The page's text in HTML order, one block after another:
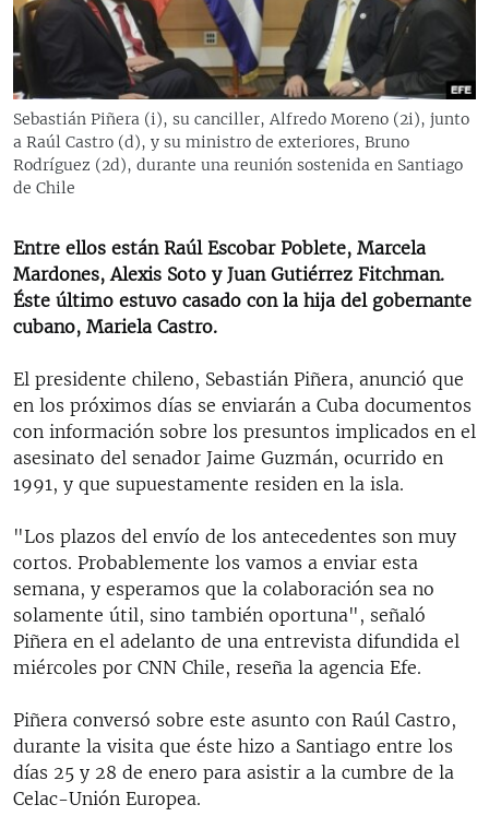
RADIO MARTÍ
ESPECIALES
ESPECIALES
LA REALIDAD DE LA VIVIENDA EN CUBA
SER VIEJO EN CUBA
LOS SANTOS DE HIALEAH
DESINFORMACIÓN RUSA EN AMÉRICA LATINA
LA INVASIÓN DE RUSIA A UCRANIA
MULTIMEDIA
EDITORIALES
SÍGUENOS
Sebastián Piñera (i), su canciller, Alfredo Moreno (2i), junto
a Raúl Castro (d), y su ministro de exteriores, Bruno
Rodríguez (2d), durante una reunión sostenida en Santiago
de Chile
Entre ellos están Raúl Escobar Poblete, Marcela
Mardones, Alexis Soto y Juan Gutiérrez Fitchman.
Éste último estuvo casado con la hija del gobernante
cubano, Mariela Castro.
El presidente chileno, Sebastián Piñera, anunció que
en los próximos días se enviarán a Cuba documentos
con información sobre los presuntos implicados en el
asesinato del senador Jaime Guzmán, ocurrido en
1991, y que supuestamente residen en la isla.
"Los plazos del envío de los antecedentes son muy
cortos. Probablemente los vamos a enviar esta
semana, y esperamos que la colaboración sea no
solamente útil, sino también oportuna", señaló
Piñera en el adelanto de una entrevista difundida el
miércoles por CNN Chile, reseña la agencia Efe.
Piñera conversó sobre este asunto con Raúl Castro,
durante la visita que éste hizo a Santiago entre los
días 25 y 28 de enero para asistir a la cumbre de la
Celac-Unión Europea.